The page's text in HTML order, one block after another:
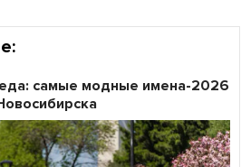
самые модные имена-2026